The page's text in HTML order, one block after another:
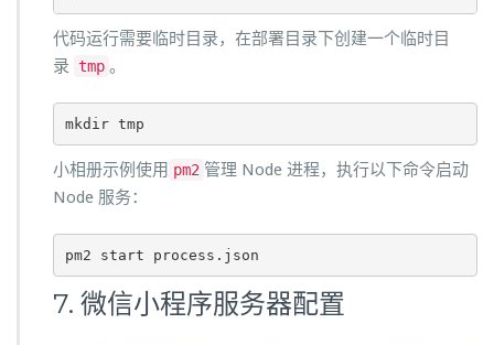
代码运行需要临时目录，在部署目录下创建一个临时目
录
tmp 。
mkdir tmp
小相册示例使用 pm2 管理 Node 进程，执行以下命令启动
Node 服务：
pm2 start process.json
7. 微信小程序服务器配置